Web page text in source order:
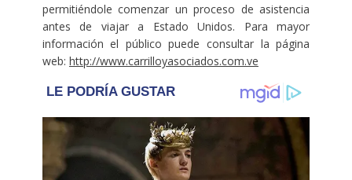
permitiéndole comenzar un proceso de asistencia
antes de viajar a Estado Unidos. Para mayor
información el público puede consultar la página
web: http://www.carrilloyasociados.com.ve